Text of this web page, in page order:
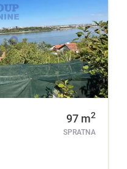
97 m2
SPRATNA